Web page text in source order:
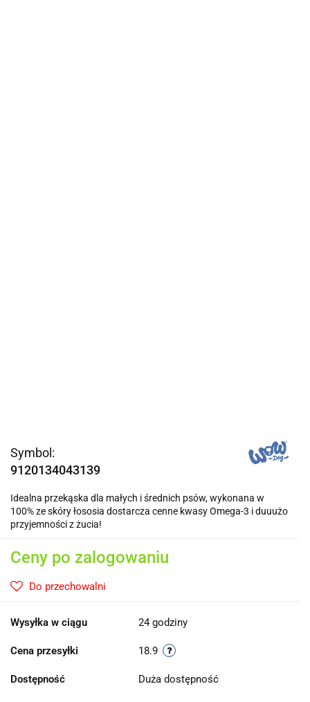
Symbol:
9120134043139
Idealna przekąska dla małych i średnich psów, wykonana w
100% ze skóry łososia dostarcza cenne kwasy Omega-3 i duuużo
przyjemności z żucia!
Ceny po zalogowaniu
Do przechowalni
Wysyłka w ciągu 24 godziny
Cena przesyłki 18.9
Dostępność Duża dostępność